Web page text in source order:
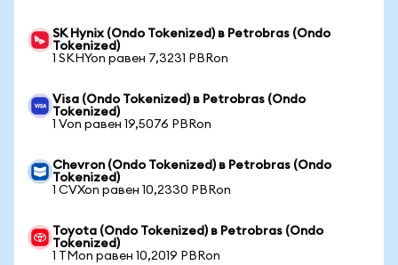
SK Hynix (Ondo Tokenized) в Petrobras (Ondo
Tokenized)
1 SKHYon равен 7,3231 PBRon
Visa (Ondo Tokenized) в Petrobras (Ondo
Tokenized)
1 Von равен 19,5076 PBRon
Chevron (Ondo Tokenized) в Petrobras (Ondo
Tokenized)
1 CVXon равен 10,2330 PBRon
Toyota (Ondo Tokenized) в Petrobras (Ondo
Tokenized)
1 TMon равен 10,2019 PBRon